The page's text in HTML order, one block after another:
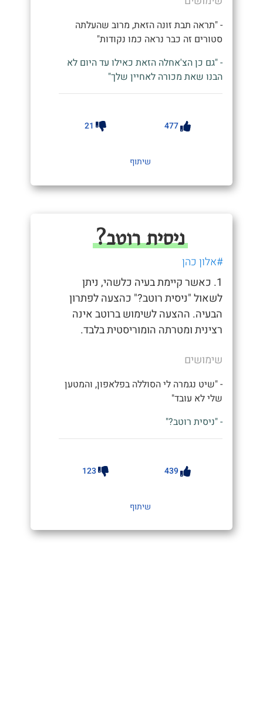
- "תראה תבת זונה הזאת, מרוב שהעלתה
סטורים זה כבר נראה כמו נקודות"
- "גם כן הצ'אחלה הזאת כאילו עד היום לא
הבנו שאת מכורה לאחיין שלך"
477
21
שיתוף
ניסית רוטב?
#אלון כהן
1. כאשר קיימת בעיה כלשהי, ניתן
לשאול "ניסית רוטב?" כהצעה לפתרון
הבעיה. ההצעה לשימוש ברוטב אינה
רצינית ומטרתה הומוריסטית בלבד.
שימושים
- "שיט נגמרה לי הסוללה בפלאפון, והמטען
שלי לא עובד"
- "ניסית רוטב?"
439
123
שיתוף